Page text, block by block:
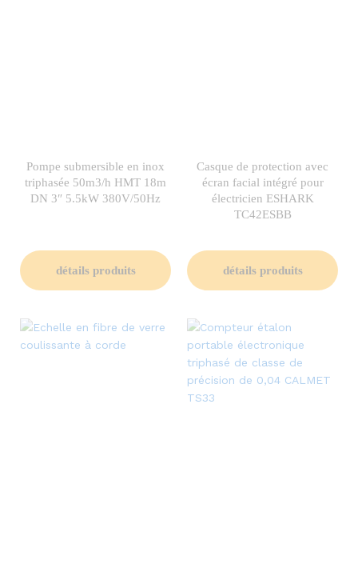
Pompe submersible en inox
triphasée 50m3/h HMT 18m
DN 3″ 5.5kW 380V/50Hz
détails produits
Casque de protection avec
écran facial intégré pour
électricien ESHARK
TC42ESBB
détails produits